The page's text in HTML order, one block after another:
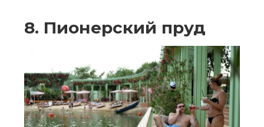
8. Пионерский пруд